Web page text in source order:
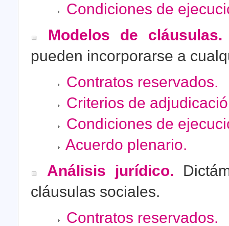
Condiciones de
Modelos de cláusulas.
pueden incorporarse a
Contratos reservados.
Criterios de
Condiciones de
Acuerdo plenario.
Análisis jurídico.
cláusulas sociales.
Contratos reservados.